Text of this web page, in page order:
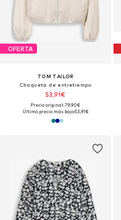
OFERTA
TOM TAILOR
Chaqueta de entretiempo
53,91€
Precio original: 79,90€
Último precio más bajo:53,91€